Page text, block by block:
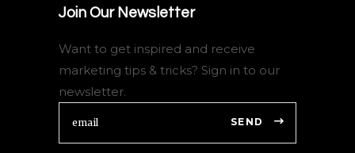
Join Our Newsletter
Want to get inspired and receive
marketing tips & tricks? Sign in to our
newsletter.
SEND